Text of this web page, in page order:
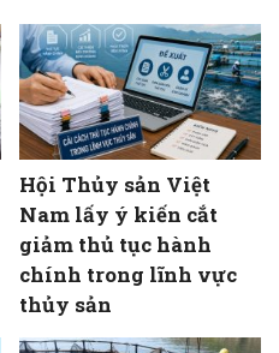
Hội Thủy sản Việt
Nam lấy ý kiến cắt
giảm thủ tục hành
chính trong lĩnh vực
thủy sản